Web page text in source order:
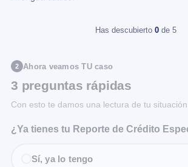
Has descubierto 0 de 5
2 Ahora veamos TU caso
3 preguntas rápidas
Con esto te damos una lectura de tu situación
¿Ya tienes tu Reporte de Crédito
Sí, ya lo tengo